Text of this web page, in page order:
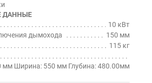
ДАННЫЕ
10 кВт
дымохода
150 мм
115 кг
мм Ширина: 550 мм Глубина: 480.00мм